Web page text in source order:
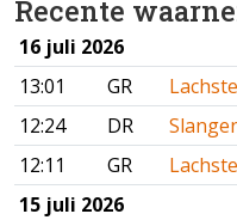
Recente
16 juli 2026
13:01
GR
12:24
DR
12:11
GR
15 juli 2026